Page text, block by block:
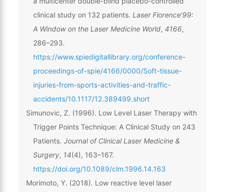
clinical study on 132 patients. Laser Florence’99:
A Window on the Laser Medicine World, 4166,
286–293.
https://www.spiedigitallibrary.org/conference-
proceedings-of-spie/4166/0000/Soft-tissue-
injuries-from-sports-activities-and-traffic-
accidents/10.1117/12.389499.short
Simunovic, Z. (1996). Low Level Laser Therapy with
Trigger Points Technique: A Clinical Study on 243
Patients. Journal of Clinical Laser Medicine &
Surgery, 14(4), 163–167.
https://doi.org/10.1089/clm.1996.14.163
Morimoto, Y. (2018). Low reactive level laser